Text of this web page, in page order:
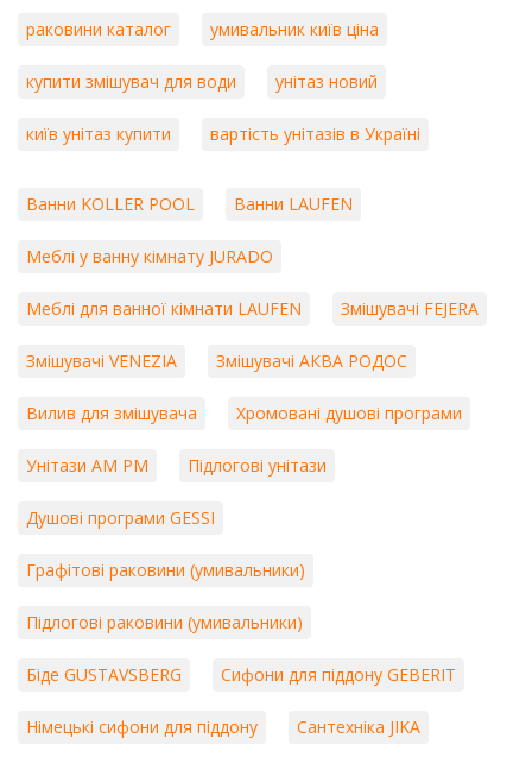
раковини каталог умивальник київ ціна
купити змішувач для води унітаз новий
київ унітаз купити вартість унітазів в Україні
Ванни KOLLER POOL Ванни LAUFEN
Меблі у ванну кімнату JURADO
Меблі для ванної кімнати LAUFEN Змішувачі FEJERA
Змішувачі VENEZIA Змішувачі АКВА РОДОС
Вилив для змішувача Хромовані душові програми
Унітази AM PM Підлогові унітази
Душові програми GESSI
Графітові раковини (умивальники)
Підлогові раковини (умивальники)
Біде GUSTAVSBERG Сифони для піддону GEBERIT
Німецькі сифони для піддону Сантехніка JIKA